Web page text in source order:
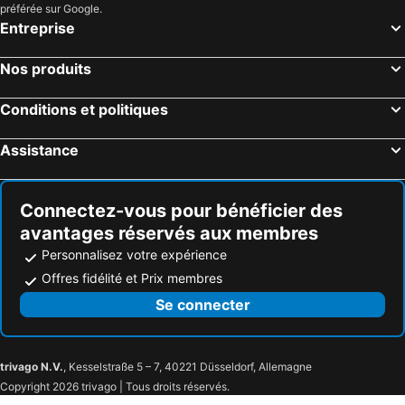
préférée sur Google.
Entreprise
Nos produits
Conditions et politiques
Assistance
Connectez-vous pour bénéficier des
avantages réservés aux membres
Personnalisez votre expérience
Offres fidélité et Prix membres
Se connecter
trivago N.V., Kesselstraße 5 – 7, 40221 Düsseldorf, Allemagne
Copyright 2026 trivago | Tous droits réservés.